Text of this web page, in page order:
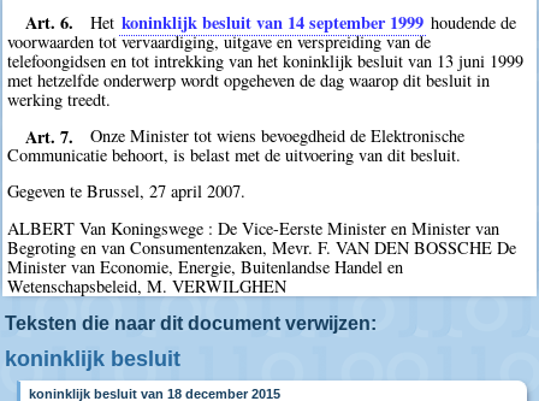
Art. 6.
Het koninklijk besluit van 14 september 1999 houdende de
voorwaarden tot vervaardiging, uitgave en verspreiding van de
telefoongidsen en tot intrekking van het koninklijk besluit van 13 juni 1999
met hetzelfde onderwerp wordt opgeheven de dag waarop dit besluit in
werking treedt.
Art. 7.
Onze Minister tot wiens bevoegdheid de Elektronische
Communicatie behoort, is belast met de uitvoering van dit besluit.
Gegeven te Brussel, 27 april 2007.
ALBERT Van Koningswege : De Vice-Eerste Minister en Minister van
Begroting en van Consumentenzaken, Mevr. F. VAN DEN BOSSCHE De
Minister van Economie, Energie, Buitenlandse Handel en
Wetenschapsbeleid, M. VERWILGHEN
Teksten die naar dit document verwijzen:
koninklijk besluit
koninklijk besluit van 18 december 2015